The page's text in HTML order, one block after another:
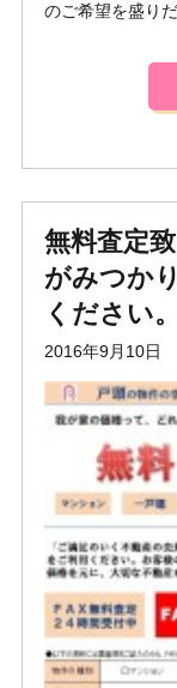
のご希望を盛り
無料査定
がみつか
ください。
2016年9月10日